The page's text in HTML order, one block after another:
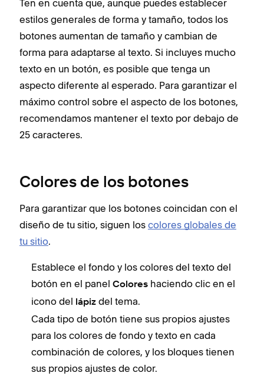
Ten en cuenta que, aunque puedes establecer
estilos generales de forma y tamaño, todos los
botones aumentan de tamaño y cambian de
forma para adaptarse al texto. Si incluyes mucho
texto en un botón, es posible que tenga un
aspecto diferente al esperado. Para garantizar el
máximo control sobre el aspecto de los botones,
recomendamos mantener el texto por debajo de
25 caracteres.
Colores de los botones
Para garantizar que los botones coincidan con el
diseño de tu sitio, siguen los colores globales de
tu sitio.
Establece el fondo y los colores del texto del
botón en el panel Colores haciendo clic en el
icono del lápiz del tema.
Cada tipo de botón tiene sus propios ajustes
para los colores de fondo y texto en cada
combinación de colores, y los bloques tienen
sus propios ajustes de color.